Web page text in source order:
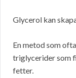
Glycerol kan
En metod som
triglycerider som
fetter.